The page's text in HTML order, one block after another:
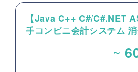
【Java C++ C#/C#.NET
手コンビニ会計システム 消
~